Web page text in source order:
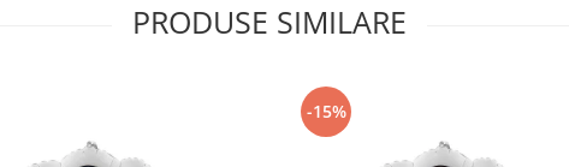
PRODUSE SIMILARE
-15%